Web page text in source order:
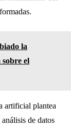
la
el
artificial plantea
de datos